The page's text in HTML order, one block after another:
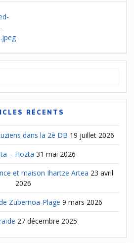
RÉCENTS
dans la 2è DB 19 juillet 2026
– Hozta 31 mai 2026
et maison Ihartze Artea 23 avril
2026
Zubernoa-Plage 9 mars 2026
27 décembre 2025